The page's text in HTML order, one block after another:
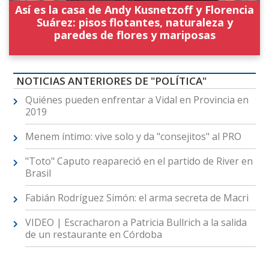
Así es la casa de Andy Kusnetzoff y Florencia
Suárez: pisos flotantes, naturaleza y
paredes de flores y mariposas
NOTICIAS ANTERIORES DE "POLÍTICA"
Quiénes pueden enfrentar a Vidal en Provincia en
2019
Menem íntimo: vive solo y da "consejitos" al PRO
"Toto" Caputo reapareció en el partido de River en
Brasil
Fabián Rodríguez Simón: el arma secreta de Macri
VIDEO | Escracharon a Patricia Bullrich a la salida
de un restaurante en Córdoba